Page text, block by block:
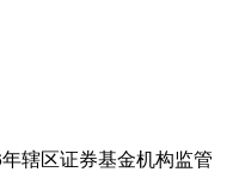
辖区证券基金机构监管